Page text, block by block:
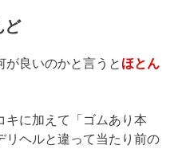
ど
良いのかと言うとほとん
に加えて「ゴムあり本
ヘルと違って当たり前の